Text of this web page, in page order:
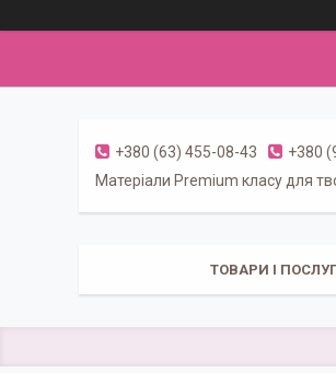
+380 (63) 455-08-43
+380
Матеріали Premium класу для
ТОВАРИ І